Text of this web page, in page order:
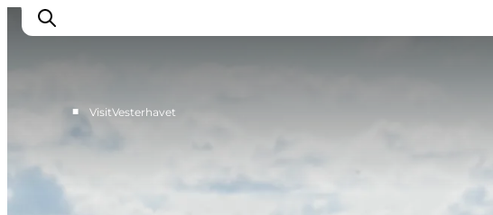
Erlebnisse
Unsere Städte
■ VisitVesterhavet